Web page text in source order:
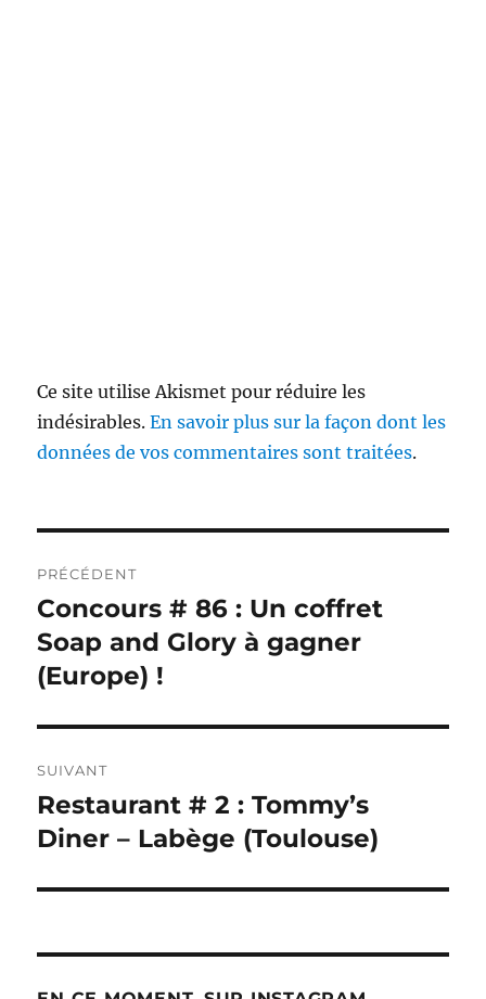
Ce site utilise Akismet pour réduire les
indésirables.En savoir plus sur la façon dont les
données de vos commentaires sont traitées.
de
l’article
PRÉCÉDENT
Publication
précédente :
Concours # 86 : Un coffret
Soap and Glory à gagner
(Europe) !
SUIVANT
Publication
suivante :
Restaurant # 2 : Tommy’s
Diner – Labège (Toulouse)